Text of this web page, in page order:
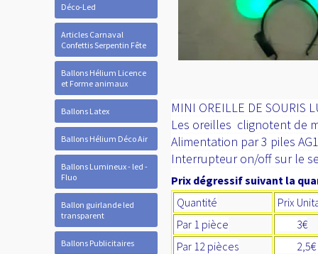
Déco-Led
Articles Carnaval
Confettis Serpentin Fête
Ballons Hélium Licence
et Forme animaux
Ballons Latex
Ballons Hélium Déco Air
Ballons Lumineux - led -
Fluo
Ballon guirlande led
transparent
Ballons Publicitaires
MINI OREILLE DE SOURIS
Les oreilles clignotent de
Alimentation par 3 piles
Interrupteur on/off sur le
Prix dégressif suivant la
Quantité
Prix
Par 1 pièce
3€
Par 12 pièces